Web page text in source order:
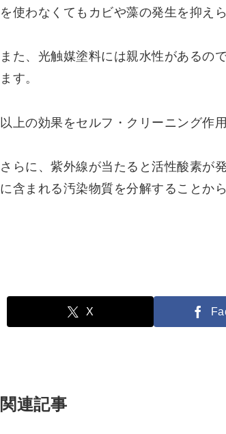
を使わなくてもカビや藻の発生を抑えら
また、光触媒塗料には親水性があるの
ます。
以上の効果をセルフ・クリーニング作
さらに、紫外線が当たると活性酸素が
に含まれる汚染物質を分解することか
X
関連記事